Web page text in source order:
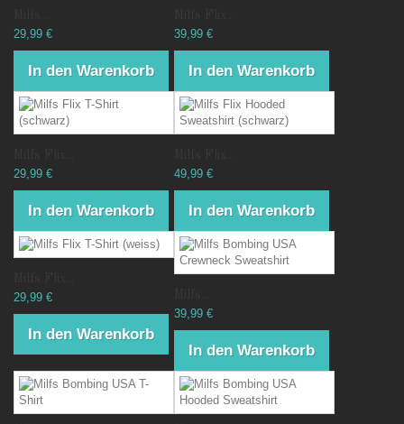
29,99 €
In den Warenkorb
39,99 €
In den Warenkorb
29,99 €
In den Warenkorb
49,99 €
In den Warenkorb
29,99 €
In den Warenkorb
39,99 €
In den Warenkorb